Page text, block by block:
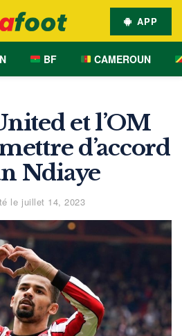
APP
BF CAMEROUN
et l’OM
d’accord
Ndiaye
le juillet 14, 2023